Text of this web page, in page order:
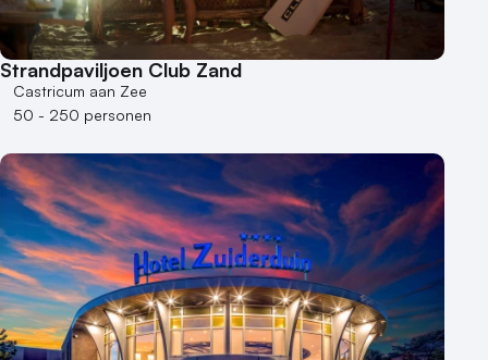
Strandpaviljoen Club Zand
Castricum aan Zee
50 - 250 personen